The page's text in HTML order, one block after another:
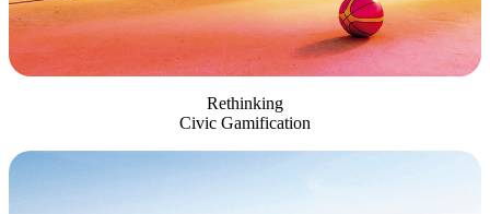
Rethinking
Civic Gamification